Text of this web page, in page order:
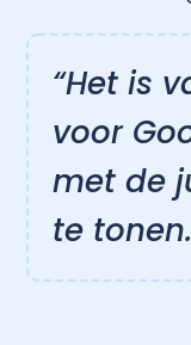
“Het is
voor
met de
te